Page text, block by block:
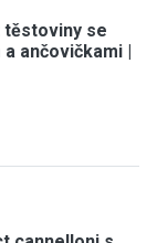
těstoviny se
ančovičkami |